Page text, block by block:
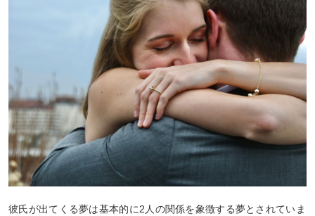
彼氏が出てくる夢は基本的に2人の関係を象徴する夢とされていま